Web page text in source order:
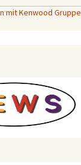
mit Kenwood Gruppe